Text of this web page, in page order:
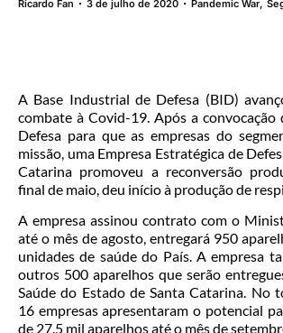
Ricardo Fan 3 de julho de 2020 Pandemic War,
A Base Industrial de Defesa (BID)
combate à Covid-19. Após a
Defesa para que as empresas do
missão, uma Empresa Estratégica de
Catarina promoveu a reconversão
final de maio, deu início à produção de
A empresa assinou contrato com o
até o mês de agosto, entregará 950
unidades de saúde do País. A empresa
outros 500 aparelhos que serão
Saúde do Estado de Santa Catarina. No
16 empresas apresentaram o potencial
de 27.5 mil aparelhos até o mês de